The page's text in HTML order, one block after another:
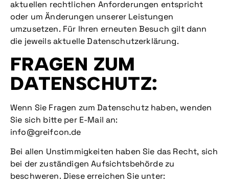
aktuellen rechtlichen Anforderungen entspricht
oder um Änderungen unserer Leistungen
umzusetzen. Für Ihren erneuten Besuch gilt dann
die jeweils aktuelle Datenschutzerklärung.
FRAGEN ZUM
DATENSCHUTZ:
Wenn Sie Fragen zum Datenschutz haben, wenden
Sie sich bitte per E-Mail an:
info@greifcon.de
Bei allen Unstimmigkeiten haben Sie das Recht, sich
bei der zuständigen Aufsichtsbehörde zu
beschweren. Diese erreichen Sie unter: